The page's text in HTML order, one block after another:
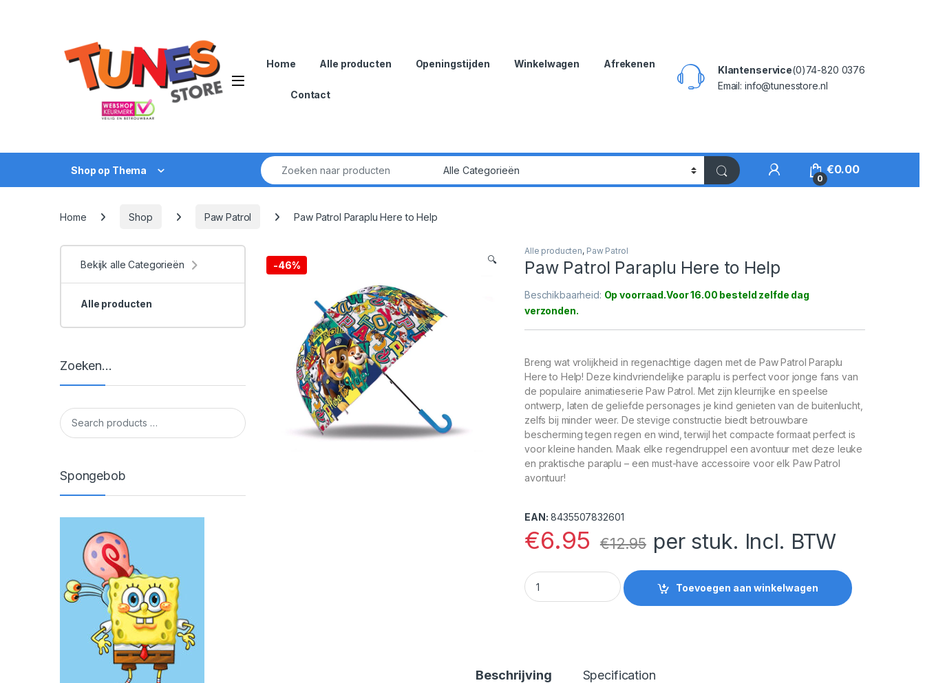
Open
Home Alle producten Openingstijden Winkelwagen Afrekenen
Contact
Klantenservice(0)74-820 0376
Email: info@tunesstore.nl
Shop op Thema
Zoek naar:
My Account
0
€0.00
Home Shop Paw Patrol Paw Patrol Paraplu Here to Help
-46% 🔍
Alle producten, Paw Patrol
Paw Patrol Paraplu Here to Help
Beschikbaarheid: Op voorraad
Breng wat vrolijkheid in regenachtige dagen met de Paw Patrol Paraplu
Here to Help! Deze kindvriendelijke paraplu is perfect voor jonge fans van
de populaire animatieserie Paw Patrol. Met zijn kleurrijke en speelse
ontwerp, laten de geliefde personages je kind genieten van de buitenlucht,
zelfs bij minder weer. De stevige constructie biedt betrouwbare
bescherming tegen regen en wind, terwijl het compacte formaat perfect is
voor kleine handen. Maak elke regendruppel een avontuur met deze leuke
en praktische paraplu – een must-have accessoire voor elk Paw Patrol
avontuur!
EAN: 8435507832601
€6.95 €12.95 per stuk. Incl. BTW
Paw Patrol Paraplu Here to Help quantity
Toevoegen aan winkelwagen
Beschrijving Specification
Bekijk alle Categorieën
Alle producten
Zoeken…
Spongebob